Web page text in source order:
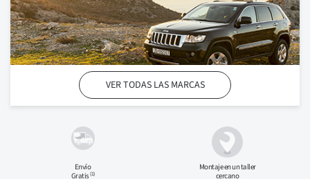
VER TODAS LAS MARCAS
Envío
Gratis(1)
Montaje enun taller
cercano